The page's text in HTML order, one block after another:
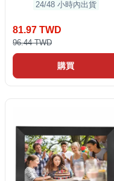
24/48 小時內出貨
81.97 TWD
96.44 TWD
購買